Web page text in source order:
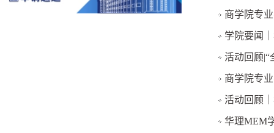
商学院专
学院要闻
活动回顾
商学院专
活动回顾
华理MEM